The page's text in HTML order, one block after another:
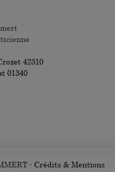
42310
01340
- Crédits & Mentions